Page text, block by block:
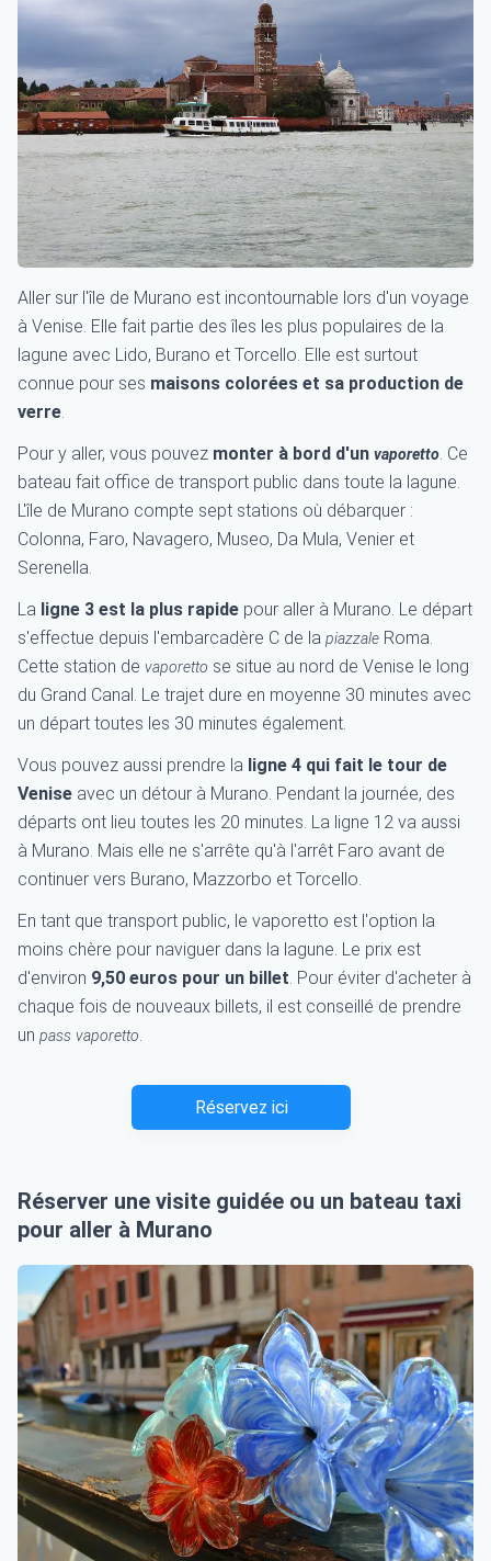
Aller sur l'île de Murano est incontournable lors d'un voyage
à Venise. Elle fait partie des îles les plus populaires de la
lagune avec Lido, Burano et Torcello. Elle est surtout
connue pour ses maisons colorées et sa production de
verre
Pour y aller, vous pouvez monter à bord d'un vaporetto . Ce
bateau fait office de transport public dans toute la lagune.
L'île de Murano compte sept stations où débarquer :
Colonna, Faro, Navagero, Museo, Da Mula, Venier et
Serenella.
La ligne 3 est la plus rapide pour aller à Murano. Le départ
s'effectue depuis l'embarcadère C de la piazzale Roma.
Cette station de vaporetto se situe au nord de Venise le long
du Grand Canal. Le trajet dure en moyenne 30 minutes avec
un départ toutes les 30 minutes également.
Vous pouvez aussi prendre la ligne 4 qui fait le tour de
Venise avec un détour à Murano. Pendant la journée, des
départs ont lieu toutes les 20 minutes. La ligne 12 va aussi
à Murano. Mais elle ne s'arrête qu'à l'arrêt Faro avant de
continuer vers Burano, Mazzorbo et Torcello.
En tant que transport public, le vaporetto est l'option la
moins chère pour naviguer dans la lagune. Le prix est
d'environ 9,50 euros pour un billet . Pour éviter d'acheter à
chaque fois de nouveaux billets, il est conseillé de prendre
un pass vaporetto
Réservez ici
Réserver une visite guidée ou un bateau taxi
pour aller à Murano